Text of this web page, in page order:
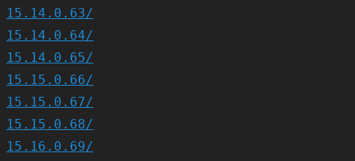
15.14.0.63/
15.14.0.64/
15.14.0.65/
15.15.0.66/
15.15.0.67/
15.15.0.68/
15.16.0.69/